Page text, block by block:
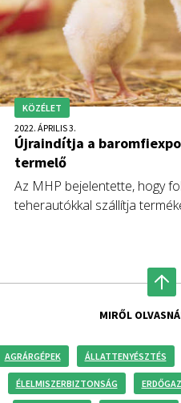
KÖZÉLET
2022. ÁPRILIS 3.
Újraindítja a
termelő
Az MHP bejelentette, hogy
teherautókkal szállítja
MIRŐL
AGRÁRGÉPEK ÁLLATTENYÉSZTÉS
ÉLELMISZERBIZTONSÁG